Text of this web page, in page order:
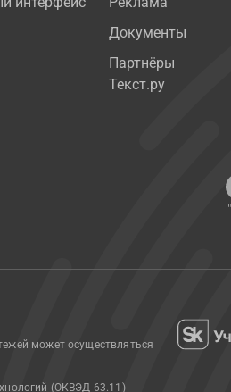
Документы
Партнёры
Текст.ру
может осуществляться
(ОКВЭД 63.11)